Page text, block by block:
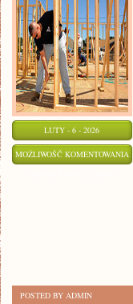
LUTY - 6 - 2026
MOŻLIWOŚĆ KOMENTOWANIA
POSTED BY ADMIN